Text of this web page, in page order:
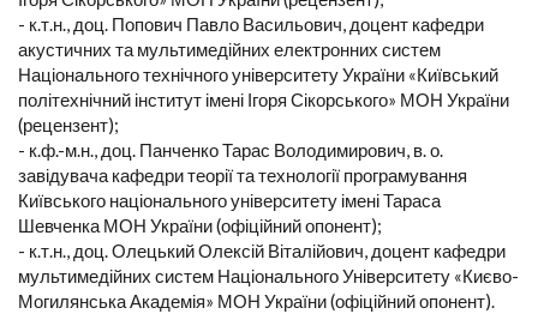
- к.т.н., доц. Попович Павло Васильович, доцент кафедри
акустичних та мультимедійних електронних систем
Національного технічного університету України «Київський
політехнічний інститут імені Ігоря Сікорського» МОН України
(рецензент);
- к.ф.-м.н., доц. Панченко Тарас Володимирович, в. о.
завідувача кафедри теорії та технології програмування
Київського національного університету імені Тараса
Шевченка МОН України (офіційний опонент);
- к.т.н., доц. Олецький Олексій Віталійович, доцент кафедри
мультимедійних систем Національного Університету «Києво-
Могилянська Академія» МОН України (офіційний опонент).